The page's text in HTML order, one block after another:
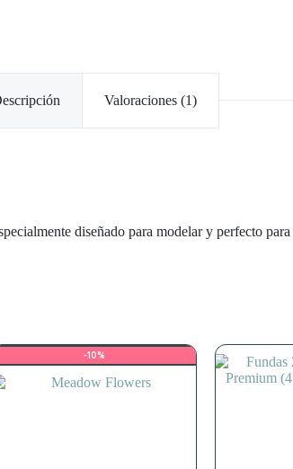
Valoraciones (1)
diseñado para modelar y perfecto
-10%